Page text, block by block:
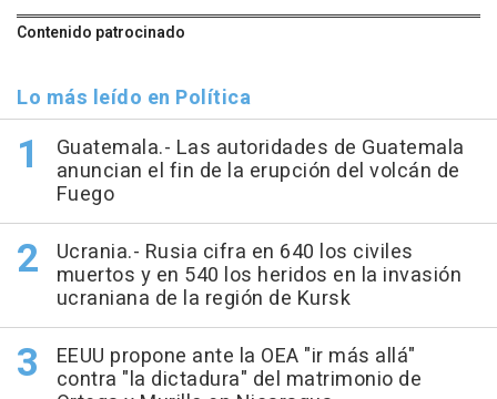
Contenido patrocinado
Lo más leído en Política
Guatemala.- Las autoridades de Guatemala
anuncian el fin de la erupción del volcán de
Fuego
Ucrania.- Rusia cifra en 640 los civiles
muertos y en 540 los heridos en la invasión
ucraniana de la región de Kursk
EEUU propone ante la OEA "ir más allá"
contra "la dictadura" del matrimonio de